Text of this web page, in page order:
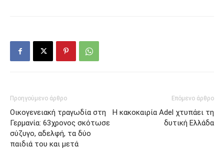
Προηγούμενο άρθρο
Οικογενειακή τραγωδία στη
Γερμανία: 63χρονος σκότωσε
σύζυγο, αδελφή, τα δύο
παιδιά του και μετά
Επόμενο άρθρο
Η κακοκαιρία Adel χτυπάει τη
δυτική Ελλάδα